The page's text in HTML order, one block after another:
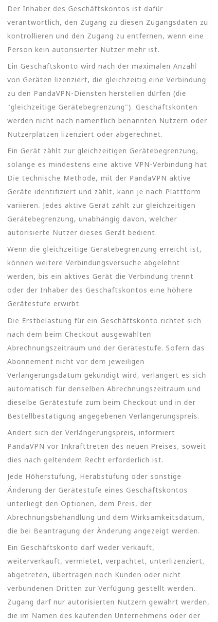
Der Inhaber des Geschäftskontos ist dafür
verantwortlich, den Zugang zu diesen Zugangsdaten zu
kontrollieren und den Zugang zu entfernen, wenn eine
Person kein autorisierter Nutzer mehr ist.
Ein Geschäftskonto wird nach der maximalen Anzahl
von Geräten lizenziert, die gleichzeitig eine Verbindung
zu den PandaVPN-Diensten herstellen dürfen (die
"gleichzeitige Gerätebegrenzung"). Geschäftskonten
werden nicht nach namentlich benannten Nutzern oder
Nutzerplätzen lizenziert oder abgerechnet.
Ein Gerät zählt zur gleichzeitigen Gerätebegrenzung,
solange es mindestens eine aktive VPN-Verbindung hat.
Die technische Methode, mit der PandaVPN aktive
Geräte identifiziert und zählt, kann je nach Plattform
variieren. Jedes aktive Gerät zählt zur gleichzeitigen
Gerätebegrenzung, unabhängig davon, welcher
autorisierte Nutzer dieses Gerät bedient.
Wenn die gleichzeitige Gerätebegrenzung erreicht ist,
können weitere Verbindungsversuche abgelehnt
werden, bis ein aktives Gerät die Verbindung trennt
oder der Inhaber des Geschäftskontos eine höhere
Gerätestufe erwirbt.
Die Erstbelastung für ein Geschäftskonto richtet sich
nach dem beim Checkout ausgewählten
Abrechnungszeitraum und der Gerätestufe. Sofern das
Abonnement nicht vor dem jeweiligen
Verlängerungsdatum gekündigt wird, verlängert es sich
automatisch für denselben Abrechnungszeitraum und
dieselbe Gerätestufe zum beim Checkout und in der
Bestellbestätigung angegebenen Verlängerungspreis.
Ändert sich der Verlängerungspreis, informiert
PandaVPN vor Inkrafttreten des neuen Preises, soweit
dies nach geltendem Recht erforderlich ist.
Jede Höherstufung, Herabstufung oder sonstige
Änderung der Gerätestufe eines Geschäftskontos
unterliegt den Optionen, dem Preis, der
Abrechnungsbehandlung und dem Wirksamkeitsdatum,
die bei Beantragung der Änderung angezeigt werden.
Ein Geschäftskonto darf weder verkauft,
weiterverkauft, vermietet, verpachtet, unterlizenziert,
abgetreten, übertragen noch Kunden oder nicht
verbundenen Dritten zur Verfügung gestellt werden.
Zugang darf nur autorisierten Nutzern gewährt werden,
die im Namen des kaufenden Unternehmens oder der